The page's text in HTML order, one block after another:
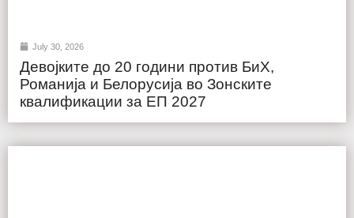
July 30, 2026
Девојките до 20 години против БиХ,
Романија и Белорусија во Зонските
квалификации за ЕП 2027